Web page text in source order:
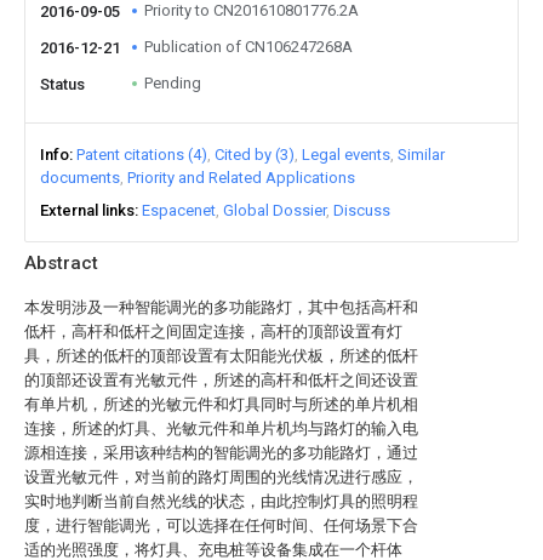
Abstract
本发明涉及一种智能调光的多功能路灯，其中包括高杆和
低杆，高杆和低杆之间固定连接，高杆的顶部设置有灯
具，所述的低杆的顶部设置有太阳能光伏板，所述的低杆
的顶部还设置有光敏元件，所述的高杆和低杆之间还设置
有单片机，所述的光敏元件和灯具同时与所述的单片机相
连接，所述的灯具、光敏元件和单片机均与路灯的输入电
源相连接，采用该种结构的智能调光的多功能路灯，通过
设置光敏元件，对当前的路灯周围的光线情况进行感应，
实时地判断当前自然光线的状态，由此控制灯具的照明程
度，进行智能调光，可以选择在任何时间、任何场景下合
适的光照强度，将灯具、充电桩等设备集成在一个杆体
2016-09-05
Priority to CN201610801776.2A
2016-12-21 Publication of CN106247268A
Status Pending
Info Patent citations (4) Cited by (3) Legal events Similar
documents Priority and Related Applications
External links Espacenet Global Dossier Discuss